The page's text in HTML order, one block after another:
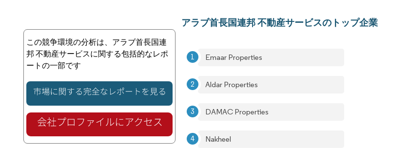
この競争環境の分析は、アラブ首長国連
邦 不動産サービスに関する包括的なレポ
ートの一部です
アラブ首長国連邦 不動産サービスのトップ企業
Emaar Properties
Aldar Properties
DAMAC Properties
Nakheel